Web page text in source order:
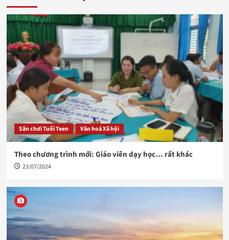
Sân chơi Tuổi Teen Văn hoá Xã hội
Theo chương trình mới: Giáo viên dạy học… rất khác
23/07/2024